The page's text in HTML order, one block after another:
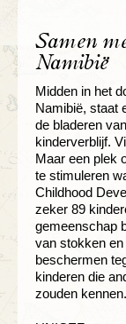
Samen
Namibië
Midden in het
Namibië, staat
de bladeren
kinderverblijf.
Maar een plek
te stimuleren
Childhood
zeker 89
gemeenschap
van stokken
beschermen
kinderen die
zouden kennen.